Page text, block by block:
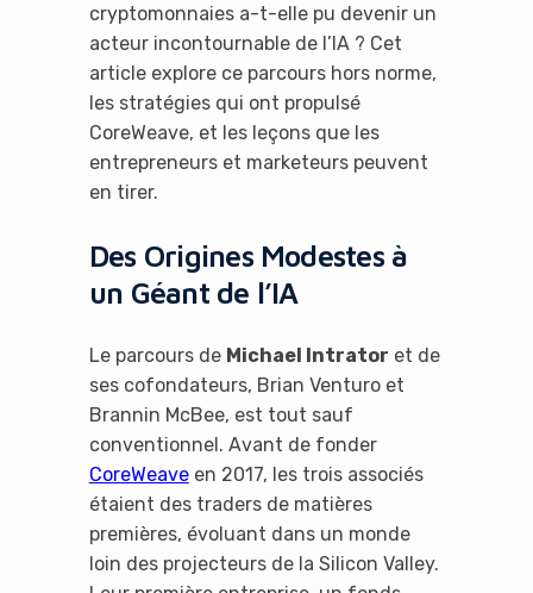
cryptomonnaies a-t-elle pu devenir un
acteur incontournable de l’IA ? Cet
article explore ce parcours hors norme,
les stratégies qui ont propulsé
CoreWeave, et les leçons que les
entrepreneurs et marketeurs peuvent
en tirer.
Des Origines Modestes à
un Géant de l’IA
Le parcours de Michael Intrator et de
ses cofondateurs, Brian Venturo et
Brannin McBee, est tout sauf
conventionnel. Avant de fonder
CoreWeaveen 2017, les trois associés
étaient des traders de matières
premières, évoluant dans un monde
loin des projecteurs de la Silicon Valley.